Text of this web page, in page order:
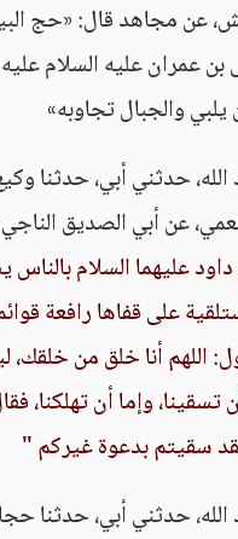
عن مجاهد قال: «حج
عمران عليه السلام
والجبال تجاوبه»
الله، حدثني أبي، حدثنا
عن أبي الصديق
عليهما السلام
على قفاها رافعة
اللهم أنا خلق من خلقك،
وإما أن تهلكنا،
سقيتم بدعوة غيركم "
الله، حدثني أبي، حدثنا